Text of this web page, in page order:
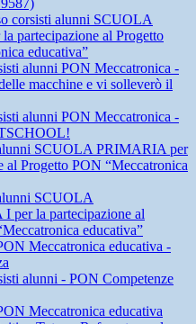
corsisti alunni SCUOLA
partecipazione al Progetto
educativa”
alunni PON Meccatronica -
macchine e vi solleverò il
alunni PON Meccatronica -
SCUOLA PRIMARIA per
al Progetto PON “Meccatronica
SCUOLA
per la partecipazione al
educativa”
Meccatronica educativa -
alunni - PON Competenze
Meccatronica educativa